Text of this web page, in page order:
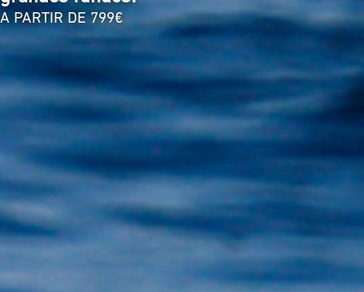
A PARTIR DE 799€